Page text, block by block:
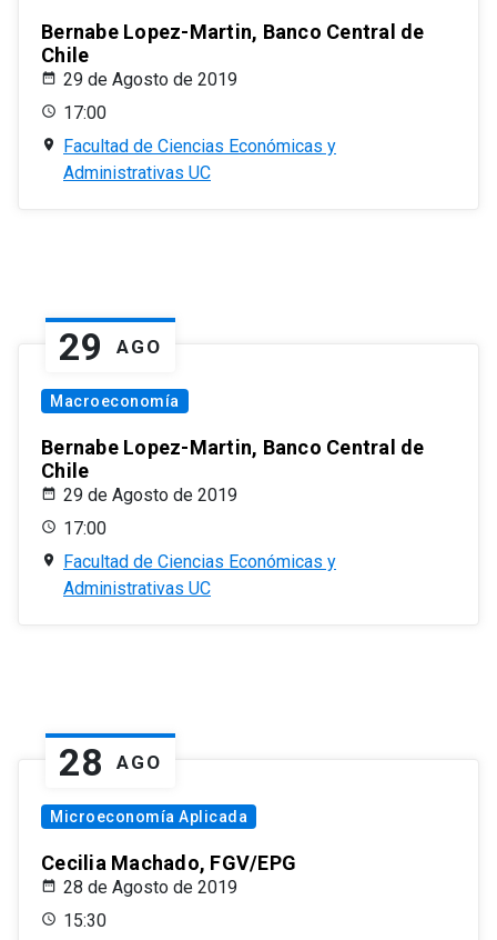
Bernabe Lopez-Martin, Banco Central de
Chile
29 de Agosto de 2019
17:00
Facultad de Ciencias Económicas y
Administrativas UC
29 AGO
Macroeconomía
Bernabe Lopez-Martin, Banco Central de
Chile
29 de Agosto de 2019
17:00
Facultad de Ciencias Económicas y
Administrativas UC
28 AGO
Microeconomía Aplicada
Cecilia Machado, FGV/EPG
28 de Agosto de 2019
15:30